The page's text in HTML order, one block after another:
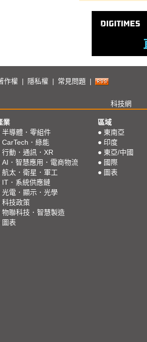
作權 隱私權 常見問題
科技網
業
半導體．零組件
CarTech．綠能
行動．通訊．XR
AI．智慧應用．電商物流
航太．衛星．軍工
IT．系統供應鏈
光電．顯示．光學
科技政策
物聯科技．智慧製造
圖表
區域
● 東南亞
● 印度
● 東亞/中國
● 國際
● 圖表